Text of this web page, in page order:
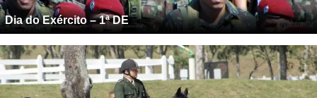
Dia do Exército – 1ª DE